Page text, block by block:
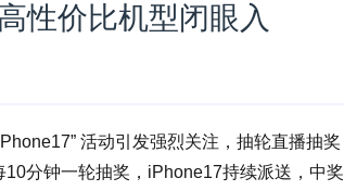
性价比机型闭眼入
活动引发强烈关注，抽轮直播抽奖
分钟一轮抽奖，iPhone17持续派送，中奖